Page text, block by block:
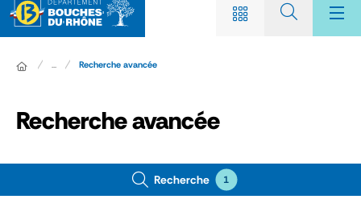
... Recherche avancée
Recherche avancée
Recherche 1